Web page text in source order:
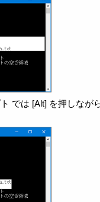
では [Alt] を押しなが